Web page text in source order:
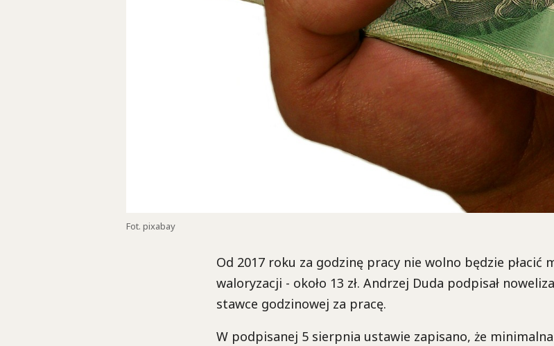
Fot. pixabay
Od 2017 roku za godzinę pracy nie wolno będzie płacić
waloryzacji - około 13 zł. Andrzej Duda podpisał
stawce godzinowej za pracę.
W podpisanej 5 sierpnia ustawie zapisano, że minimalna